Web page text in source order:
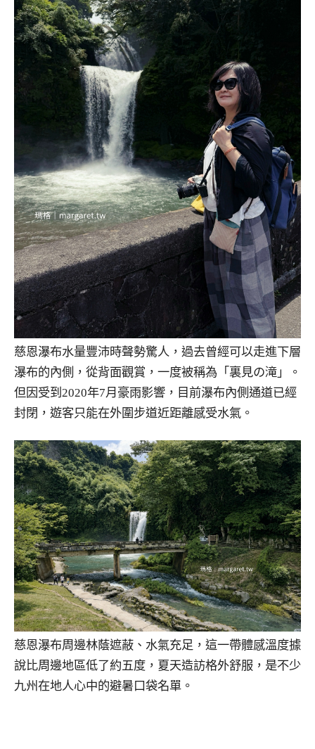
慈恩瀑布水量豐沛時聲勢驚人，過去曾經可以走進下層
瀑布的內側，從背面觀賞，一度被稱為「裏見の滝」。
但因受到2020年7月豪雨影響，目前瀑布內側通道已經
封閉，遊客只能在外圍步道近距離感受水氣。
慈恩瀑布周邊林蔭遮蔽、水氣充足，這一帶體感溫度據
說比周邊地區低了約五度，夏天造訪格外舒服，是不少
九州在地人心中的避暑口袋名單。